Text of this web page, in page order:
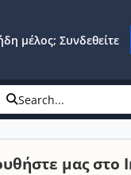
μέλος; Συνδεθείτε
Search...
μας στο